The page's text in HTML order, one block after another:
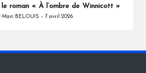
le roman « À l’ombre de Winnicott »
Marc BELOUIS 7 avril 2026